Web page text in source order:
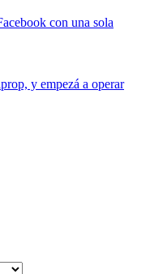
con una sola
y empezá a operar